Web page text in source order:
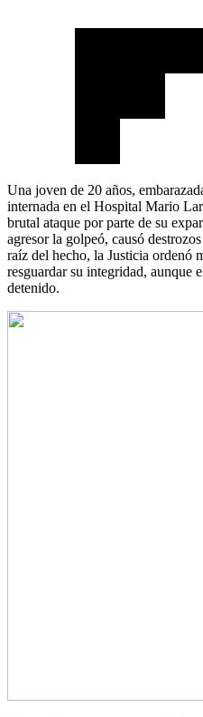
Una joven de 20 años,
internada en el Hospital Mario
brutal ataque por parte de su
agresor la golpeó, causó
raíz del hecho, la Justicia ordenó
resguardar su integridad, aunque
detenido.